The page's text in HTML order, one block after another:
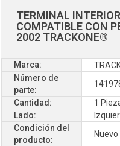
TERMINAL
COMPATIBLE CON
2002 TRACKONE®
Marca:
Número de
parte:
Cantidad:
1
Lado:
Condición del
producto:
Nuevo